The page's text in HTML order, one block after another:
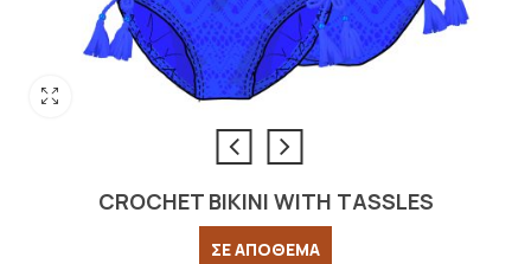
CROCHET BIKINI WITH TASSLES
ΣΕ ΑΠΟΘΕΜΑ